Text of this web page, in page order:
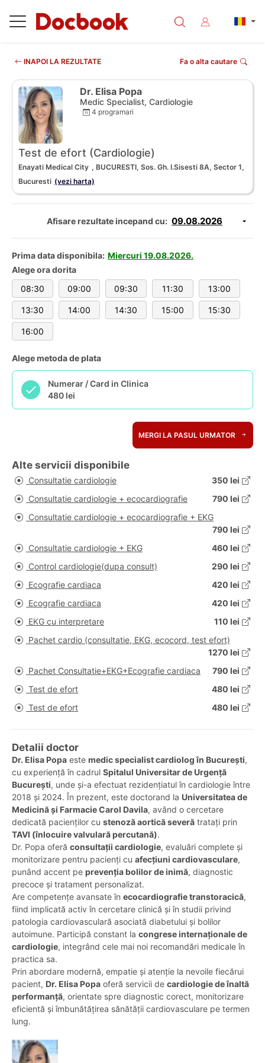
INAPOI LA REZULTATE Fa o alta cautare
Dr. Elisa Popa
Medic Specialist, Cardiologie
4 programari
Test de efort (Cardiologie)
Enayati Medical City , BUCURESTI, Sos. Gh. I.Sisesti 8A, Sector 1,
Bucuresti (vezi harta)
Afisare rezultate incepand cu:
Prima data disponibila: Miercuri 19.08.2026.
Alege ora dorita
08:30
09:00 09:30 11:30 13:00
13:30 14:00 14:30 15:00 15:30
16:00
Alege metoda de plata
Numerar / Card in Clinica
480 lei
MERGI LA PASUL URMATOR
Alte servicii disponibile
Consultatie cardiologie
350 lei
Consultatie cardiologie + ecocardiografie
790 lei
Consultatie cardiologie + ecocardiografie + EKG
790 lei
Consultatie cardiologie + EKG
460 lei
Control cardiologie(dupa consult)
290 lei
Ecografie cardiaca
420 lei
Ecografie cardiaca
420 lei
EKG cu interpretare
110 lei
Pachet cardio (consultatie, EKG, ecocord, test efort)
1270 lei
Pachet Consultatie+EKG+Ecografie cardiaca
790 lei
Test de efort
480 lei
Test de efort
480 lei
Detalii doctor
Dr. Elisa Popa este medic specialist cardiolog în București,
cu experiență în cadrul Spitalul Universitar de Urgență
București, unde și-a efectuat rezidențiatul în cardiologie între
2018 și 2024. În prezent, este doctorand la Universitatea de
Medicină și Farmacie Carol Davila, având o cercetare
dedicată pacienților cu stenoză aortică severă tratați prin
TAVI (înlocuire valvulară percutană).
Dr. Popa oferă consultații cardiologie, evaluări complete și
monitorizare pentru pacienți cu afecțiuni cardiovasculare,
punând accent pe prevenția bolilor de inimă, diagnostic
precoce și tratament personalizat.
Are competențe avansate în ecocardiografie transtoracică,
fiind implicată activ în cercetare clinică și în studii privind
patologia cardiovasculară asociată diabetului și bolilor
autoimune. Participă constant la congrese internaționale de
cardiologie, integrând cele mai noi recomandări medicale în
practica sa.
Prin abordare modernă, empatie și atenție la nevoile fiecărui
pacient, Dr. Elisa Popa oferă servicii de cardiologie de înaltă
performanță, orientate spre diagnostic corect, monitorizare
eficientă și îmbunătățirea sănătății cardiovasculare pe termen
lung.